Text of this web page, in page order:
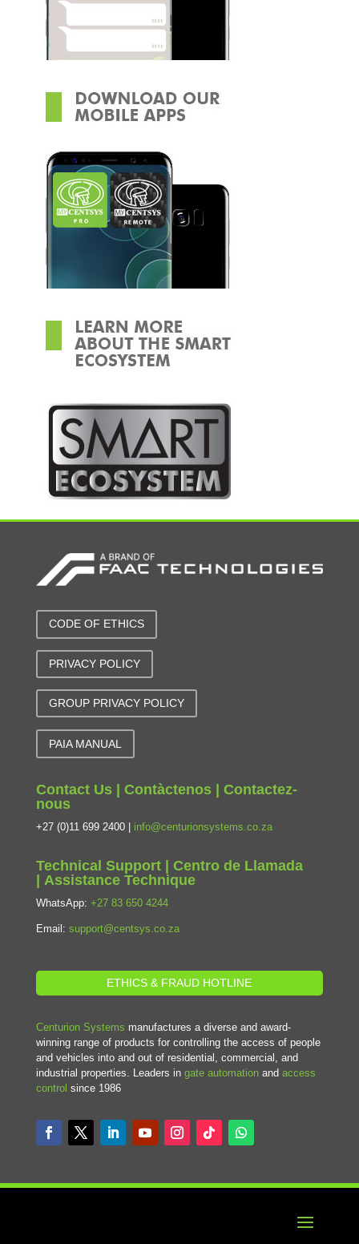
CODE OF ETHICS
PRIVACY POLICY
GROUP PRIVACY POLICY
PAIA MANUAL
Contact Us | Contàctenos | Contactez-
nous
+27 (0)11 699 2400 | info@centurionsystems.co.za
Technical Support | Centro de Llamada
| Assistance Technique
WhatsApp: +27 83 650 4244
Email: support@centsys.co.za
ETHICS & FRAUD HOTLINE
Centurion Systems manufactures a diverse and award-
winning range of products for controlling the access of people
and vehicles into and out of residential, commercial, and
industrial properties. Leaders in gate automationand access
control since 1986